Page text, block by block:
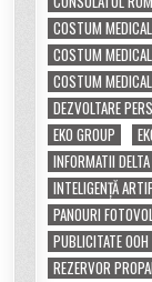
COSTUM MEDICAL
COSTUM
COSTUM
DEZVOLTARE
EKO GROUP
INFORMATII
INTELIGENȚĂ
PANOURI
PUBLICITATE OOH
REZERVOR